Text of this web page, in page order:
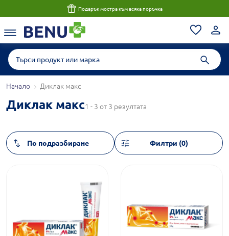
Подарък мостра към всяка поръчка
Начало Диклак макс
Диклак макс1 - 3 от 3 резултата
Филтри (0)